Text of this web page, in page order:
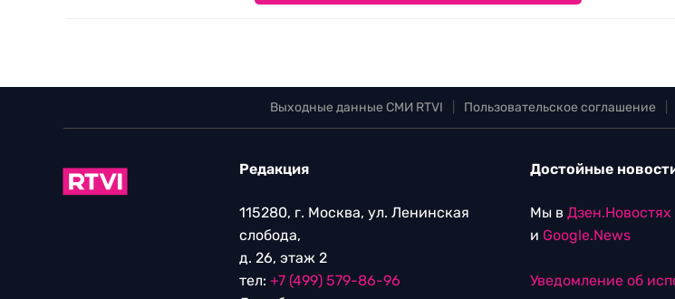
Выходные данные СМИ RTVI Пользовательское соглашение
Редакция
115280, г. Москва, ул. Ленинская
слобода,
д. 26, этаж 2
тел: +7 (499) 579-86-96
Достойные
Мы в Дзен.Новостях
и Google.News
Уведомление об